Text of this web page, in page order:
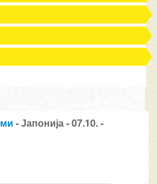
- Јапонија - 07.10. -